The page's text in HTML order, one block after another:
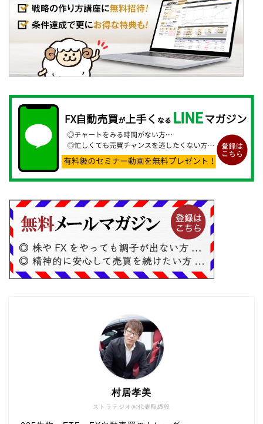
ストラテジオ㈱代表取締役
村居孝美